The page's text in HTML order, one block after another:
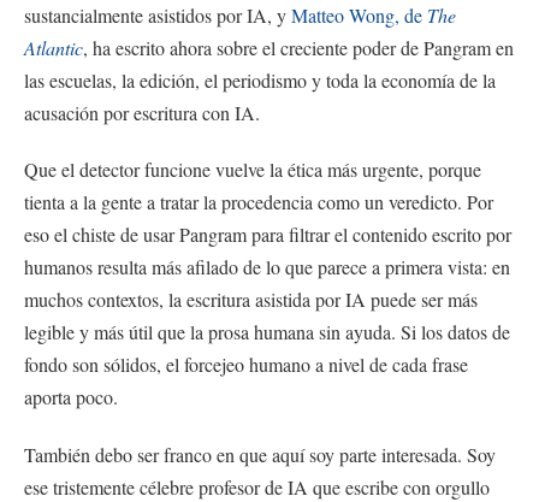
sustancialmente asistidos por IA, yMatteo Wong, de The
Atlantic, ha escrito ahora sobre el creciente poder de Pangram en
las escuelas, la edición, el periodismo y toda la economía de la
acusación por escritura con IA.
Que el detector funcione vuelve la ética más urgente, porque
tienta a la gente a tratar la procedencia como un veredicto. Por
eso el chiste de usar Pangram para filtrar el contenido escrito por
humanos resulta más afilado de lo que parece a primera vista: en
muchos contextos, la escritura asistida por IA puede ser más
legible y más útil que la prosa humana sin ayuda. Si los datos de
fondo son sólidos, el forcejeo humano a nivel de cada frase
aporta poco.
También debo ser franco en que aquí soy parte interesada. Soy
ese tristemente célebre profesor de IA que escribe con orgullo